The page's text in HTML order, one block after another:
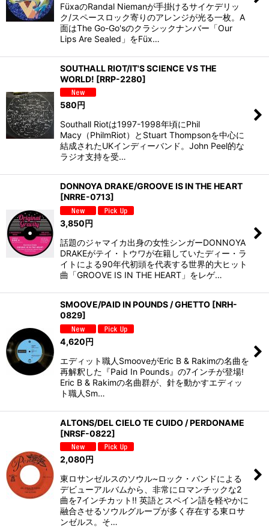
FüxaのRandal Niemanが手掛けるサイケデリッ
ク/スペースロック寄りのアレンジが光る一枚。A
面はThe Go-Go'sのクラシックナンバー「Our
Lips Are Sealed」をFüx…
SOUTHALL RIOT/IT'S SCIENCE VS THE
WORLD! [RRP-2280]
580円
Southall Riotは1997-1998年頃にPhil
Macy（PhilmRiot）とStuart Thompsonを中心に
結成されたUKインディーバンド。John Peel的な
ラジオ支持を受…
DONNOYA DRAKE/GROOVE IS IN THE HEART
[NRRE-0713]
3,850円
話題のジャマイカ出身の女性シンガーDONNOYA
DRAKEがテイ・トウワが在籍していたディー・ラ
イトによる90年代初頭を代表する世界的大ヒット
曲「GROOVE IS IN THE HEART」をレゲ…
SMOOVE/PAID IN POUNDS / GHETTO [NRH-
0829]
4,620円
エディット職人SmooveがEric B & Rakimの名曲を
再解釈した『Paid In Pounds』の7インチが登場!
Eric B & Rakimの名曲群が、針を動かすエディッ
ト職人Sm…
ALTONS/DEL CIELO TE CUIDO / PERDONAME
[NRSF-0822]
2,080円
東ロサンゼルスのソウル~ロック・バンドによる
デビューアルバムから、非常にロマンチックな2
曲を7インチカット!! 英語とスペイン語を軽やかに
融合させるソウルグループが多く存在する東ロサ
ンゼルス。そ…